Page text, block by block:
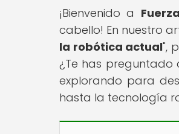
¡Bienvenido a
cabello! En nuestro
la robótica actual",
¿Te has preguntado
explorando para
hasta la tecnología